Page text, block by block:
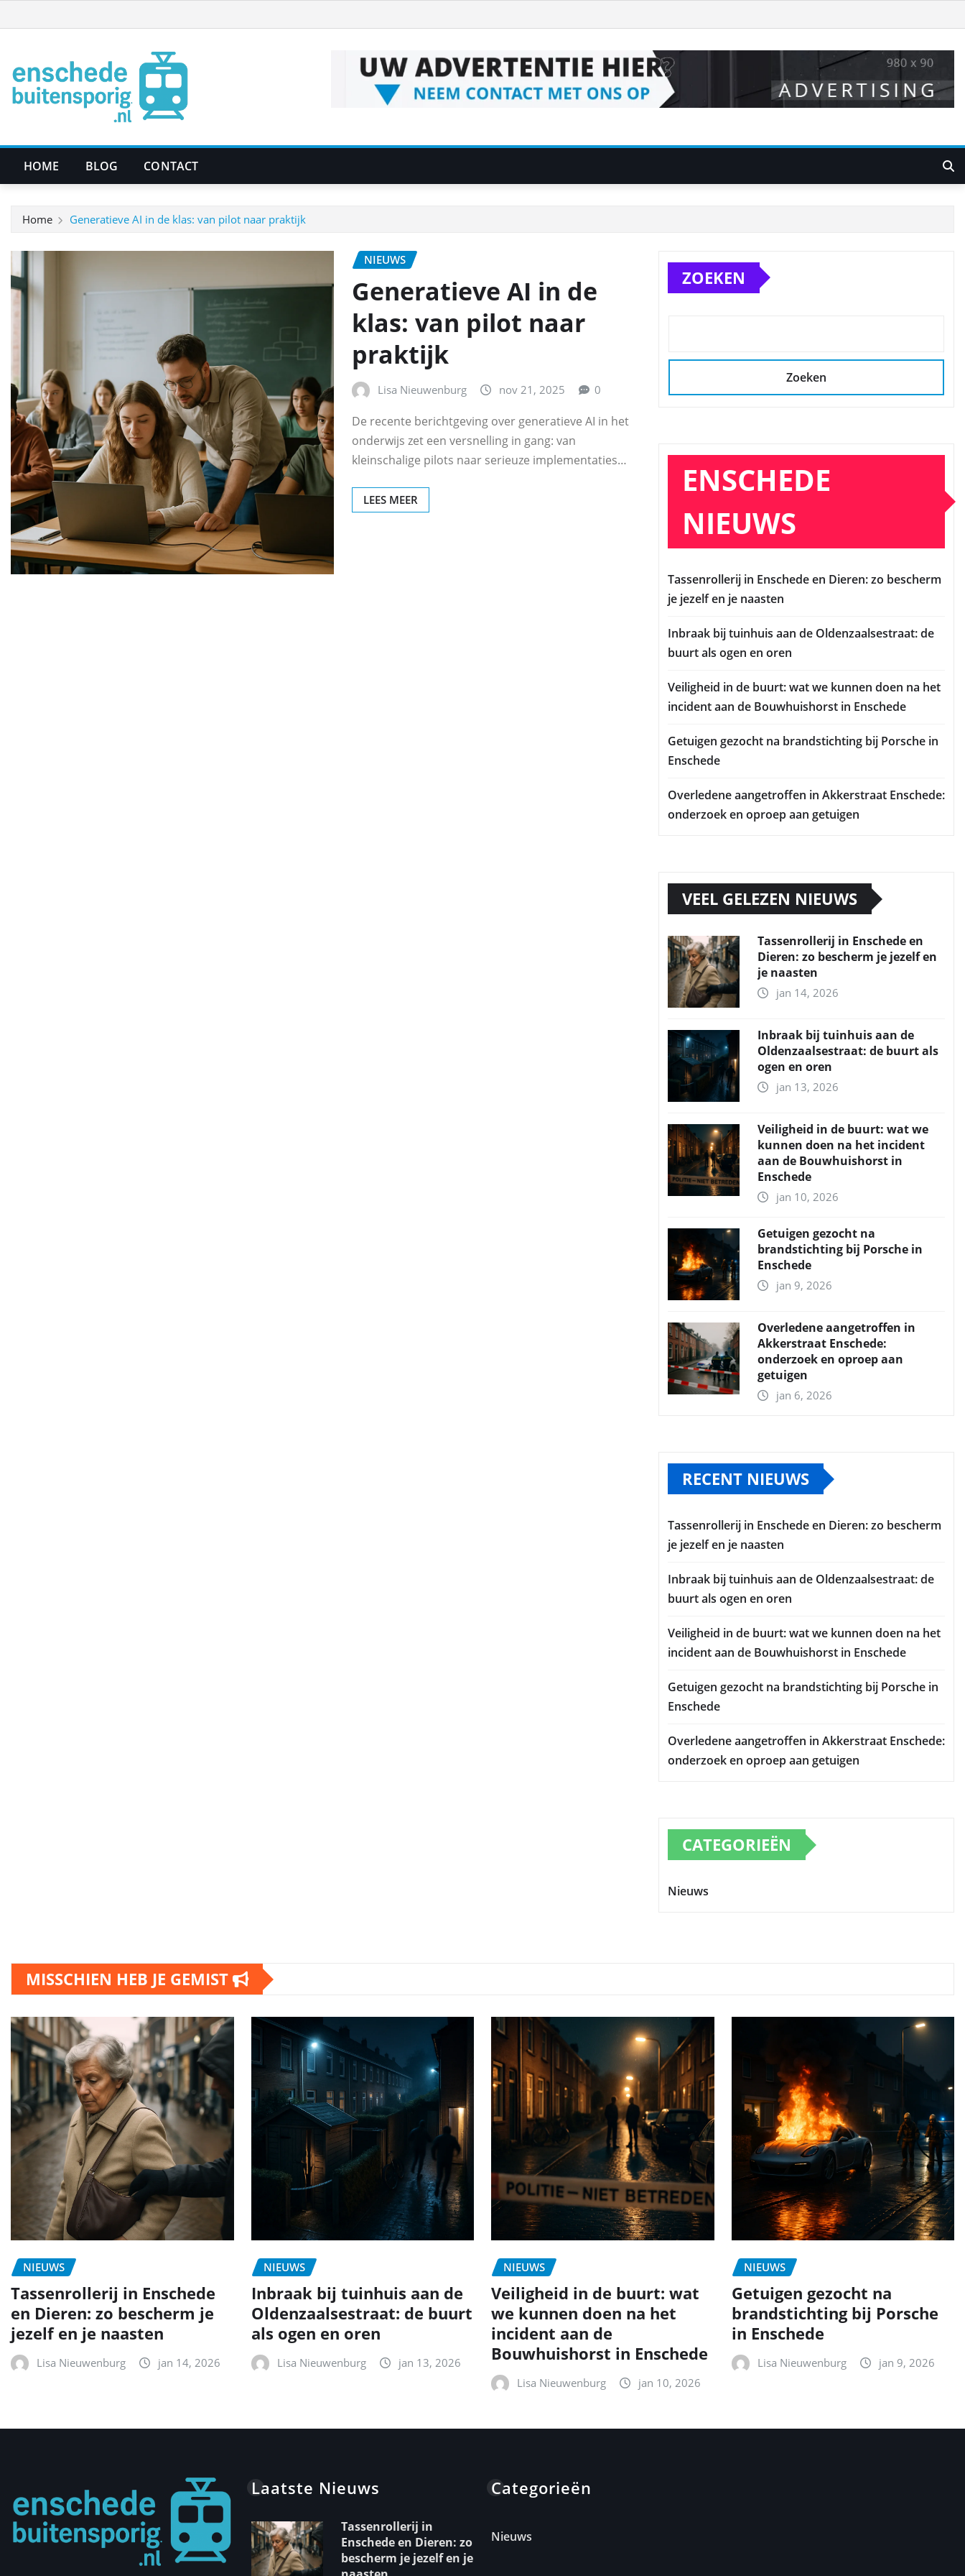
naar
inhoud
HOME BLOG CONTACT
Home Generatieve AI in de klas: van pilot naar praktijk
NIEUWS
Generatieve AI in de
klas: van pilot naar
praktijk
Lisa Nieuwenburg nov 21, 2025 0
De recente berichtgeving over generatieve AI in het
onderwijs zet een versnelling in gang: van
kleinschalige pilots naar serieuze implementaties…
LEES MEER
ZOEKEN
Zoeken
ENSCHEDE
NIEUWS
Tassenrollerij in Enschede en Dieren: zo bescherm
je jezelf en je naasten
Inbraak bij tuinhuis aan de Oldenzaalsestraat: de
buurt als ogen en oren
Veiligheid in de buurt: wat we kunnen doen na het
incident aan de Bouwhuishorst in Enschede
Getuigen gezocht na brandstichting bij Porsche in
Enschede
Overledene aangetroffen in Akkerstraat Enschede:
onderzoek en oproep aan getuigen
VEEL GELEZEN NIEUWS
Tassenrollerij in Enschede en
Dieren: zo bescherm je jezelf en
je naasten
jan 14, 2026
Inbraak bij tuinhuis aan de
Oldenzaalsestraat: de buurt als
ogen en oren
jan 13, 2026
Veiligheid in de buurt: wat we
kunnen doen na het incident
aan de Bouwhuishorst in
Enschede
jan 10, 2026
Getuigen gezocht na
brandstichting bij Porsche in
Enschede
jan 9, 2026
Overledene aangetroffen in
Akkerstraat Enschede:
onderzoek en oproep aan
getuigen
jan 6, 2026
RECENT NIEUWS
Tassenrollerij in Enschede en Dieren: zo bescherm
je jezelf en je naasten
Inbraak bij tuinhuis aan de Oldenzaalsestraat: de
buurt als ogen en oren
Veiligheid in de buurt: wat we kunnen doen na het
incident aan de Bouwhuishorst in Enschede
Getuigen gezocht na brandstichting bij Porsche in
Enschede
Overledene aangetroffen in Akkerstraat Enschede:
onderzoek en oproep aan getuigen
CATEGORIEËN
Nieuws
MISSCHIEN HEB JE GEMIST
NIEUWS
Tassenrollerij in Enschede
en Dieren: zo bescherm je
jezelf en je naasten
Lisa Nieuwenburg jan 14, 2026
NIEUWS
Inbraak bij tuinhuis aan de
Oldenzaalsestraat: de buurt
als ogen en oren
Lisa Nieuwenburg jan 13, 2026
NIEUWS
Veiligheid in de buurt: wat
we kunnen doen na het
incident aan de
Bouwhuishorst in Enschede
Lisa Nieuwenburg jan 10, 2026
NIEUWS
Getuigen gezocht na
brandstichting bij Porsche
in Enschede
Lisa Nieuwenburg jan 9, 2026
Laatste Nieuws
Tassenrollerij in
Enschede en Dieren: zo
bescherm je jezelf en je
Categorieën
Nieuws